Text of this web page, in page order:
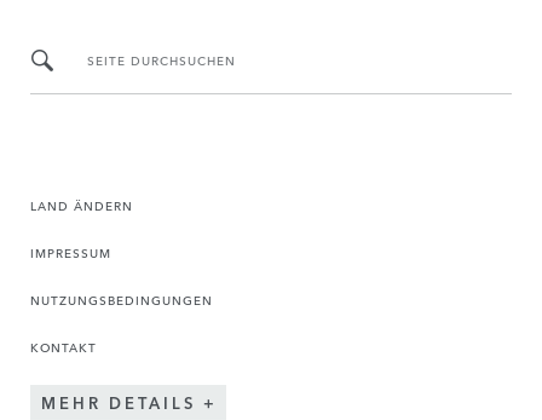
SEITE DURCHSUCHEN
LAND ÄNDERN
IMPRESSUM
NUTZUNGSBEDINGUNGEN
KONTAKT
MEHR DETAILS